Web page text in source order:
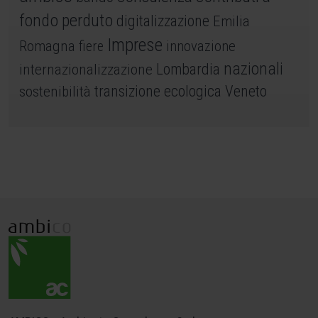
fondo perduto digitalizzazione Emilia
Romagna fiere Imprese innovazione
internazionalizzazione Lombardia nazionali
sostenibilità transizione ecologica Veneto